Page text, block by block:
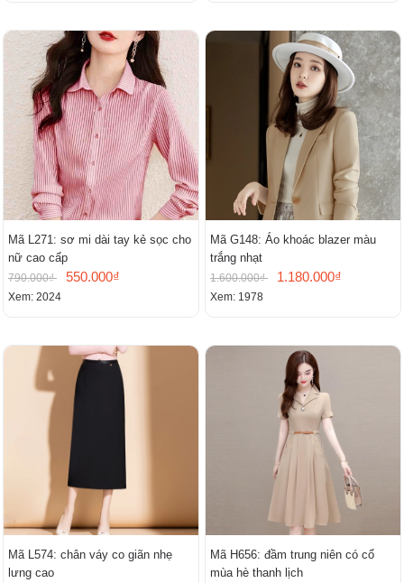
Mã L271: sơ mi dài tay kẻ sọc cho
nữ cao cấp
790.000₫ 550.000₫
Xem: 2024
Mã G148: Áo khoác blazer màu
trắng nhạt
1.600.000₫ 1.180.000₫
Xem: 1978
Mã L574: chân váy co giãn nhẹ
lưng cao
Mã H656: đầm trung niên có cổ
mùa hè thanh lịch